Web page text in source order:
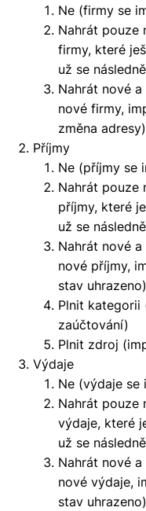
Ne (firmy se
Nahrát pouze
firmy, které
už se
Nahrát nové
nové firmy,
změna adresy)
Příjmy
Ne (příjmy se
Nahrát pouze
příjmy, které
už se
Nahrát nové
nové příjmy,
stav
Plnit kategorii
zaúčtování)
Plnit zdroj
Výdaje
Ne (výdaje se
Nahrát pouze
výdaje, které
už se
Nahrát nové
nové výdaje,
stav